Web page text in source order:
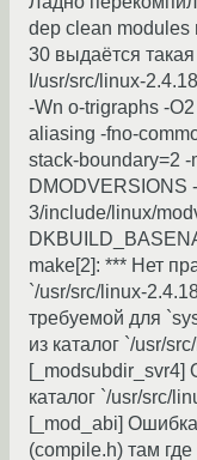
dep clean modules
30 выдаётся
I/usr/src/linux-
-Wn o-trigraphs -
aliasing -fno-
stack-boundary=2
DMODVERSIONS
3/include/linux/
make[2]: *** Нет
`/usr/src/linux-
требуемой для
из каталог `/usr/
[_modsubdir_svr4]
каталог `/usr/src/
[_mod_abi]
(compile.h) там